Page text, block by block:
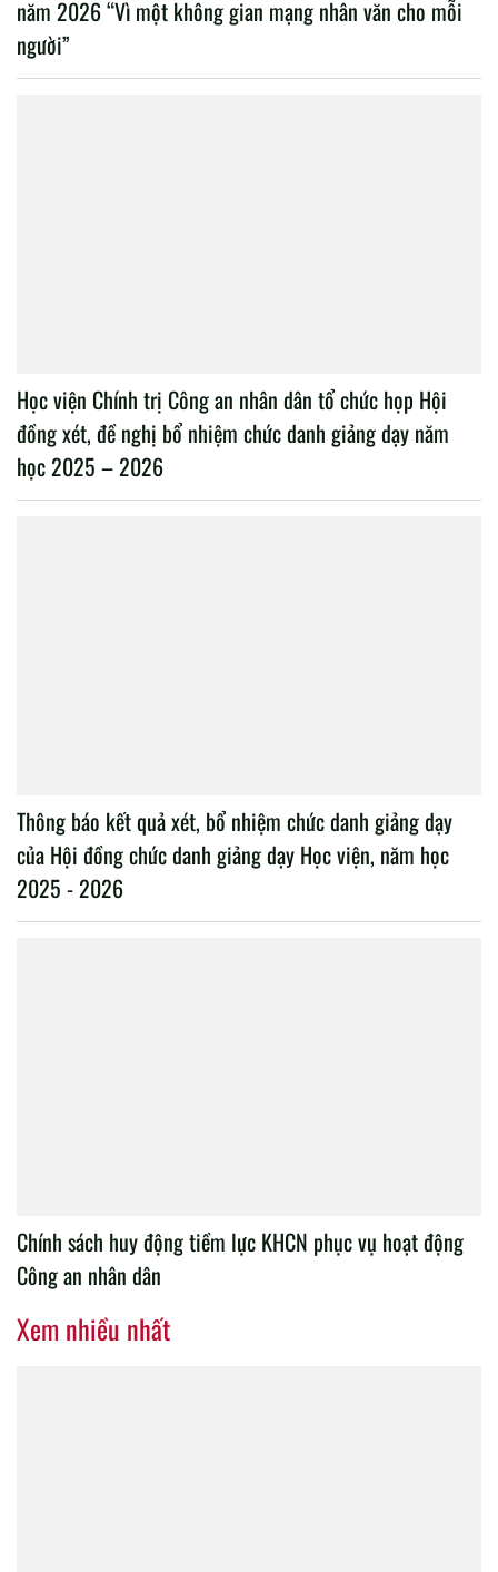
năm 2026 “Vì một không gian mạng nhân văn cho mỗi
người”
Học viện Chính trị Công an nhân dân tổ chức họp Hội
đồng xét, đề nghị bổ nhiệm chức danh giảng dạy năm
học 2025 – 2026
Thông báo kết quả xét, bổ nhiệm chức danh giảng dạy
của Hội đồng chức danh giảng dạy Học viện, năm học
2025 - 2026
Chính sách huy động tiềm lực KHCN phục vụ hoạt động
Công an nhân dân
Xem nhiều nhất